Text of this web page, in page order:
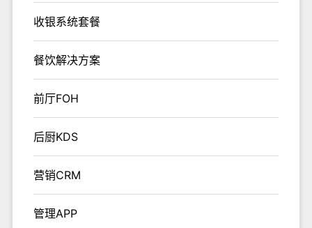
收银系统套餐
餐饮解决方案
前厅FOH
后厨KDS
营销CRM
管理APP